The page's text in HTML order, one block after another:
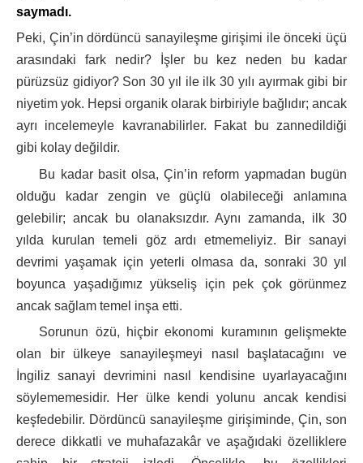
saymadı.
Peki, Çin’in dördüncü sanayileşme girişimi ile önceki üçü
arasındaki fark nedir? İşler bu kez neden bu kadar
pürüzsüz gidiyor? Son 30 yıl ile ilk 30 yılı ayırmak gibi bir
niyetim yok. Hepsi organik olarak birbiriyle bağlıdır; ancak
ayrı incelemeyle kavranabilirler. Fakat bu zannedildiği
gibi kolay değildir.
Bu kadar basit olsa, Çin’in reform yapmadan bugün
olduğu kadar zengin ve güçlü olabileceği anlamına
gelebilir; ancak bu olanaksızdır. Aynı zamanda, ilk 30
yılda kurulan temeli göz ardı etmemeliyiz. Bir sanayi
devrimi yaşamak için yeterli olmasa da, sonraki 30 yıl
boyunca yaşadığımız yükseliş için pek çok görünmez
ancak sağlam temel inşa etti.
Sorunun özü, hiçbir ekonomi kuramının gelişmekte
olan bir ülkeye sanayileşmeyi nasıl başlatacağını ve
İngiliz sanayi devrimini nasıl kendisine uyarlayacağını
söylememesidir. Her ülke kendi yolunu ancak kendisi
keşfedebilir. Dördüncü sanayileşme girişiminde, Çin, son
derece dikkatli ve muhafazakâr ve aşağıdaki özelliklere